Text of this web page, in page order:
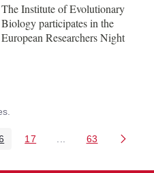
The Institute of Evolutionary
Biology participates in the
European Researchers Night
Use TAB to navigate.
Page
17 Intermediate Pages
Page
63